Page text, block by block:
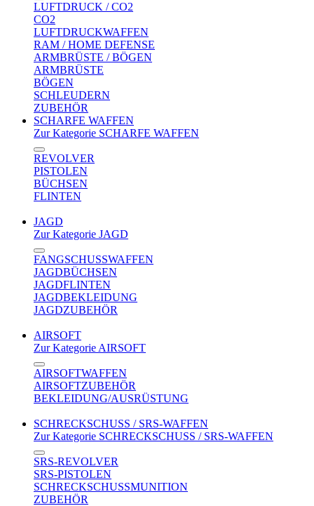
LUFTDRUCK / CO2
CO2
LUFTDRUCKWAFFEN
RAM / HOME DEFENSE
ARMBRÜSTE / BÖGEN
ARMBRÜSTE
BÖGEN
SCHLEUDERN
ZUBEHÖR
SCHARFE WAFFEN
Zur Kategorie SCHARFE WAFFEN
REVOLVER
PISTOLEN
BÜCHSEN
FLINTEN
JAGD
Zur Kategorie JAGD
FANGSCHUSSWAFFEN
JAGDBÜCHSEN
JAGDFLINTEN
JAGDBEKLEIDUNG
JAGDZUBEHÖR
AIRSOFT
Zur Kategorie AIRSOFT
AIRSOFTWAFFEN
AIRSOFTZUBEHÖR
BEKLEIDUNG/AUSRÜSTUNG
SCHRECKSCHUSS / SRS-WAFFEN
Zur Kategorie SCHRECKSCHUSS / SRS-WAFFEN
SRS-REVOLVER
SRS-PISTOLEN
SCHRECKSCHUSSMUNITION
ZUBEHÖR